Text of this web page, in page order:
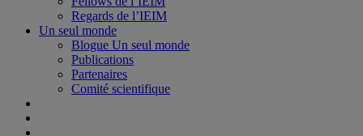
Regards de l’IEIM
Un seul monde
Blogue Un seul monde
Publications
Partenaires
Comité scientifique